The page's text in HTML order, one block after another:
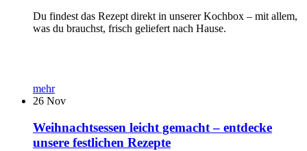
Du findest das Rezept direkt in unserer Kochbox – mit allem,
was du brauchst, frisch geliefert nach Hause.
mehr
26 Nov
Weihnachtsessen leicht gemacht – entdecke
unsere festlichen Rezepte